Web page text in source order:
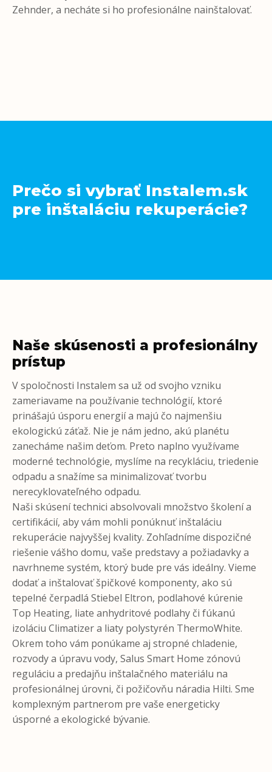
Zehnder, a necháte si ho profesionálne nainštalovať.
Prečo si vybrať Instalem.sk
pre inštaláciu rekuperácie?
Naše skúsenosti a profesionálny
prístup
V spoločnosti Instalem sa už od svojho vzniku
zameriavame na používanie technológií, ktoré
prinášajú úsporu energií a majú čo najmenšiu
ekologickú záťaž. Nie je nám jedno, akú planétu
zanecháme našim deťom. Preto naplno využívame
moderné technológie, myslíme na recykláciu, triedenie
odpadu a snažíme sa minimalizovať tvorbu
nerecyklovateľného odpadu.
Naši skúsení technici absolvovali množstvo školení a
certifikácií, aby vám mohli ponúknuť inštaláciu
rekuperácie najvyššej kvality. Zohľadníme dispozičné
riešenie vášho domu, vaše predstavy a požiadavky a
navrhneme systém, ktorý bude pre vás ideálny. Vieme
dodať a inštalovať špičkové komponenty, ako sú
tepelné čerpadlá Stiebel Eltron, podlahové kúrenie
Top Heating, liate anhydritové podlahy či fúkanú
izoláciu Climatizer a liaty polystyrén ThermoWhite.
Okrem toho vám ponúkame aj stropné chladenie,
rozvody a úpravu vody, Salus Smart Home zónovú
reguláciu a predajňu inštalačného materiálu na
profesionálnej úrovni, či požičovňu náradia Hilti. Sme
komplexným partnerom pre vaše energeticky
úsporné a ekologické bývanie.